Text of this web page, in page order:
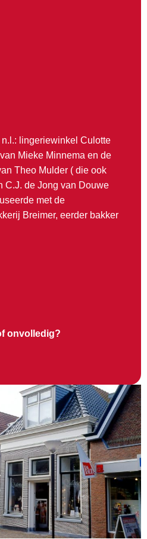
n.l.: lingeriewinkel Culotte
Mieke Minnema en de
Theo Mulder ( die ook
C.J. de Jong van Douwe
met de
Breimer, eerder bakker
onvolledig?